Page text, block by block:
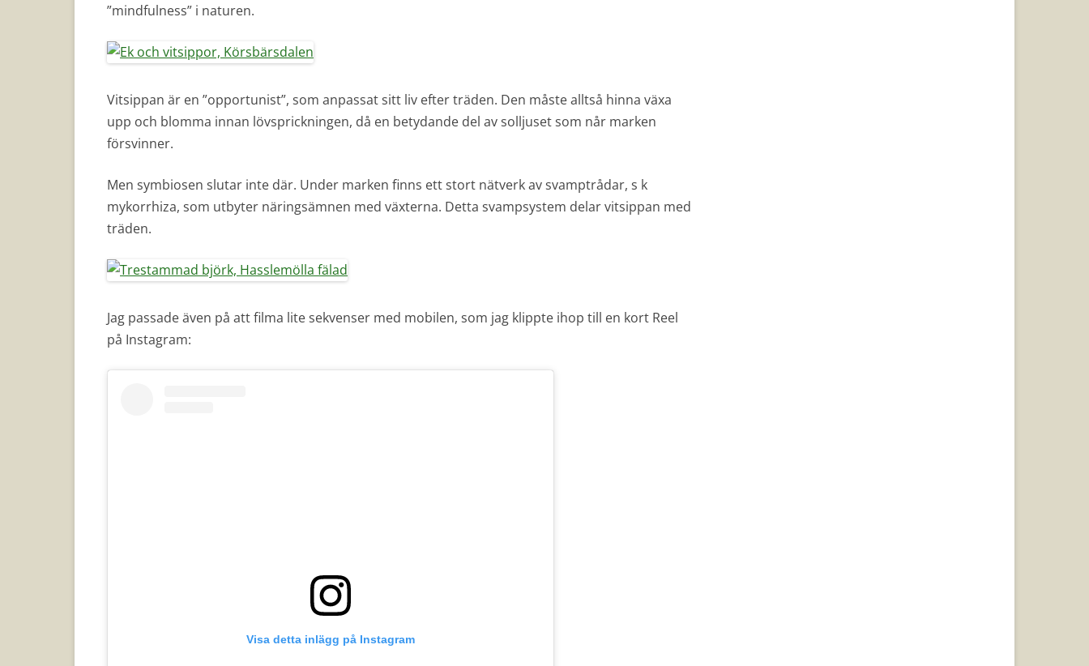
”mindfulness” i naturen.
Vitsippan är en ”opportunist”, som anpassat sitt liv efter träden. Den måste alltså hinna växa
upp och blomma innan lövsprickningen, då en betydande del av solljuset som når marken
försvinner.
Men symbiosen slutar inte där. Under marken finns ett stort nätverk av svamptrådar, s k
mykorrhiza, som utbyter näringsämnen med växterna. Detta svampsystem delar vitsippan med
träden.
Jag passade även på att filma lite sekvenser med mobilen, som jag klippte ihop till en kort Reel
på Instagram:
Visa detta inlägg på Instagram